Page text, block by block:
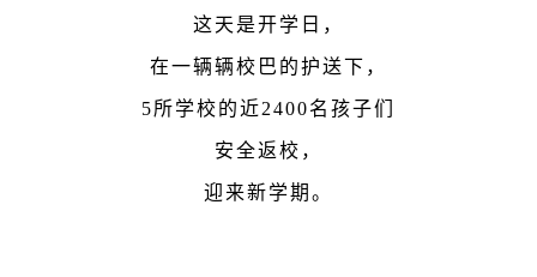
这天是开学日，
在一辆辆校巴的护送下，
5所学校的近2400名孩子们
安全返校，
迎来新学期。